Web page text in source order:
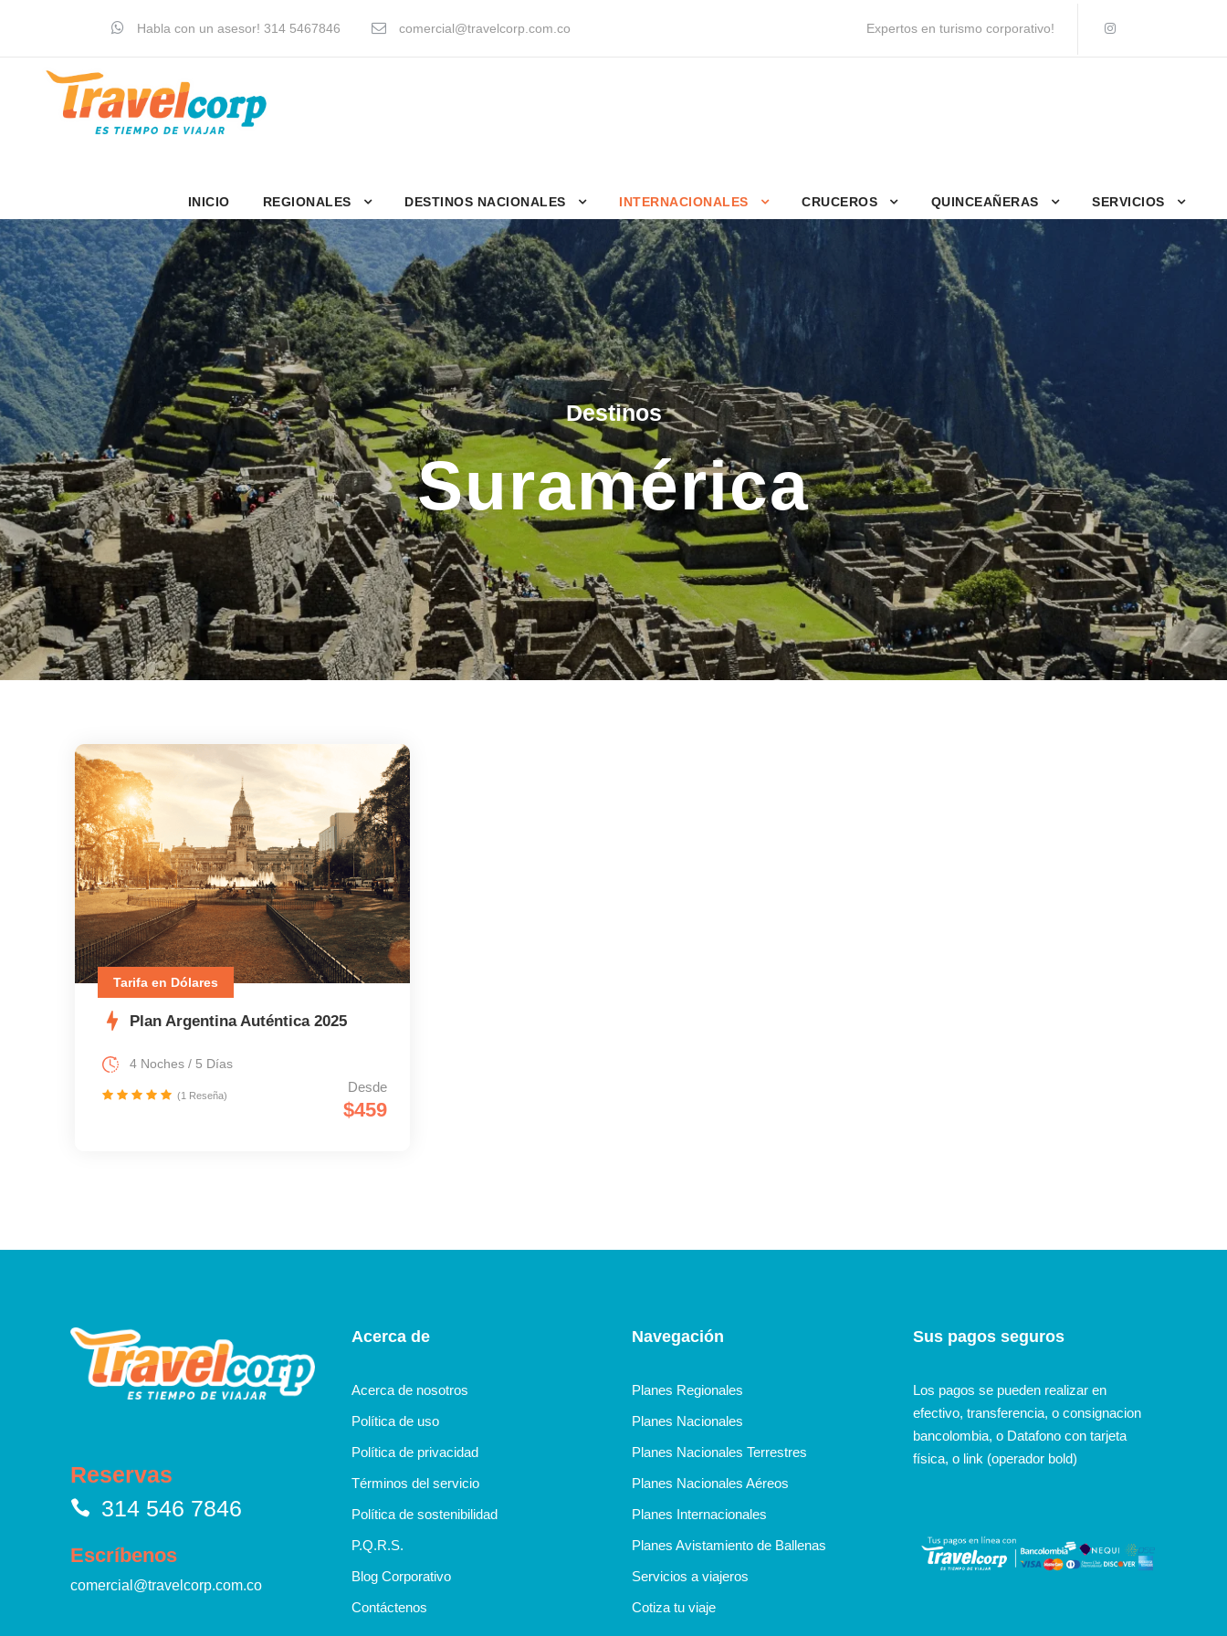
Habla con un asesor! 314 5467846 comercial@travelcorp.com.co Expertos en turismo corporativo!
INICIO REGIONALES DESTINOS NACIONALES INTERNACIONALES CRUCEROS QUINCEAÑERAS SERVICIOS
Destinos
Suramérica
Tarifa en Dólares
Plan Argentina Auténtica 2025
Desde
$459
4 Noches / 5 Días
(1 Reseña)
Reservas
314 546 7846
Escríbenos
comercial@travelcorp.com.co
Acerca de
Acerca de nosotros
Política de uso
Política de privacidad
Términos del servicio
Política de sostenibilidad
P.Q.R.S.
Blog Corporativo
Contáctenos
Navegación
Planes Regionales
Planes Nacionales
Planes Nacionales Terrestres
Planes Nacionales Aéreos
Planes Internacionales
Planes Avistamiento de Ballenas
Servicios a viajeros
Cotiza tu viaje
Sus pagos seguros
Los pagos se pueden realizar en
efectivo, transferencia, o consignacion
bancolombia, o Datafono con tarjeta
física, o link (operador bold)